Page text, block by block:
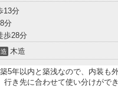
13分
分
歩28分
木造
5年以内と築浅なので、内装も
行き先に合わせて使い分けがで